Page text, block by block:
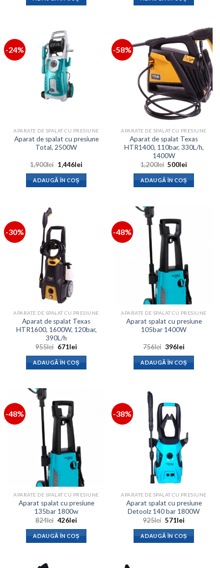
950lei.
1,600lei.
-24%
APARATE DE SPALAT CU PRESIUNE
Aparat de spalat cu presiune
Total, 2500W
1,900lei Prețul
inițial
a
fost:
1,900lei.
1,446leiPrețul
ADAUGĂ ÎN COȘ
-58%
APARATE DE SPALAT CU PRESIUNE
Aparat de spalat Texas
HTR1400, 110bar, 330L/h,
1400W
1,200lei Prețul
a
fost:
1,200lei.
500lei
ADAUGĂ ÎN COȘ
-30%
APARATE DE SPALAT CU PRESIUNE
Aparat de spalat Texas
HTR1600, 1600W, 120bar,
390L/h
955lei Prețul
a
fost:
955lei.
671leiPrețul
este:
671lei.
ADAUGĂ ÎN COȘ
-48%
APARATE DE SPALAT CU PRESIUNE
Aparat spalat cu presiune
105bar 1400W
756lei Prețul
a
fost:
756lei.
396leiPrețul
este:
396lei.
ADAUGĂ ÎN COȘ
-48%
APARATE DE SPALAT CU PRESIUNE
Aparat spalat cu presiune
135bar 1800w
824lei Prețul
a
fost:
824lei.
426leiPrețul
este:
426lei.
ADAUGĂ ÎN COȘ
-38%
APARATE DE SPALAT CU PRESIUNE
Aparat spalat cu presiune
Detoolz 140 bar 1800W
925lei Prețul
a
fost:
925lei.
571leiPrețul
este:
571lei.
ADAUGĂ ÎN COȘ